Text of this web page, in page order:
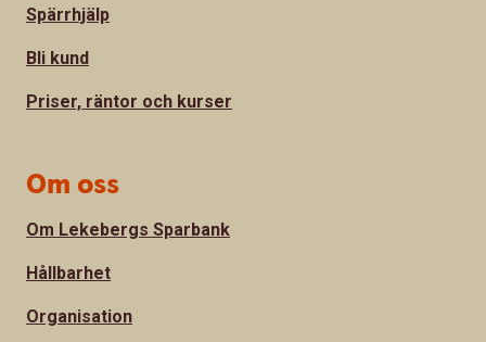
Spärrhjälp
Bli kund
Priser, räntor och kurser
Om oss
Om Lekebergs Sparbank
Hållbarhet
Organisation